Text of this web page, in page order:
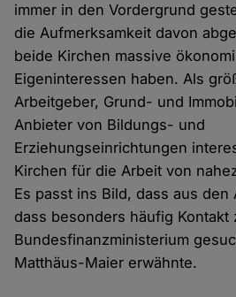
immer in den Vordergrund
die Aufmerksamkeit davon
beide Kirchen massive
Eigeninteressen haben. Als
Arbeitgeber, Grund- und
Anbieter von Bildungs- und
Erziehungseinrichtungen
Kirchen für die Arbeit von
Es passt ins Bild, dass aus den
dass besonders häufig Kontakt
Bundesfinanzministerium
Matthäus-Maier erwähnte.